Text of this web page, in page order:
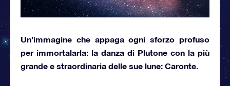
Un’immagine che appaga ogni sforzo profuso
per immortalarla: la danza di Plutone con la più
grande e straordinaria delle sue lune: Caronte.